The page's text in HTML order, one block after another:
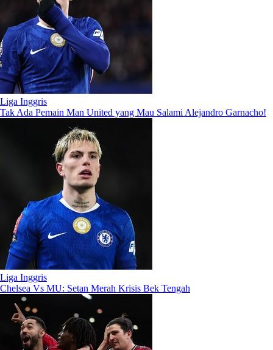
Liga Inggris
Tak Ada Pemain Man United yang Mau Salami Alejandro Garnacho!
Liga Inggris
Chelsea Vs MU: Setan Merah Krisis Bek Tengah